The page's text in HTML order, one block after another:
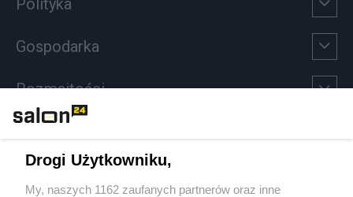
Polityka
Gospodarka
Rozmaitości
Sport
Drogi Użytkowniku,
My, naszych 1162 zaufanych partnerów oraz inne